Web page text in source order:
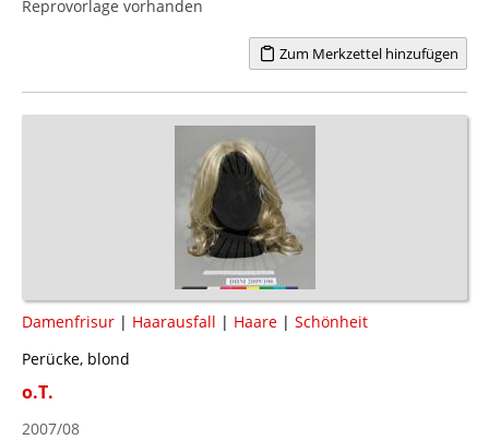
Reprovorlage vorhanden
Zum Merkzettel hinzufügen
Damenfrisur | Haarausfall | Haare | Schönheit
Perücke, blond
o.T.
2007/08